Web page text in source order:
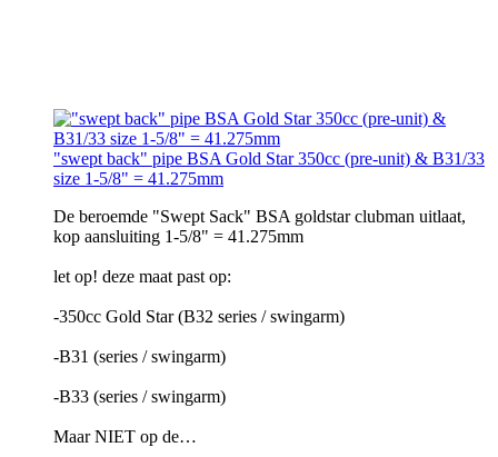
"swept back" pipe BSA Gold Star 350cc (pre-unit) & B31/33
size 1-5/8" = 41.275mm
De beroemde "Swept Sack" BSA goldstar clubman uitlaat,
kop aansluiting 1-5/8" = 41.275mm
let op! deze maat past op:
-350cc Gold Star (B32 series / swingarm)
-B31 (series / swingarm)
-B33 (series / swingarm)
Maar NIET op de…